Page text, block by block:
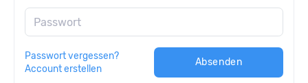
Passwort
Passwort vergessen?
Account erstellen
Absenden